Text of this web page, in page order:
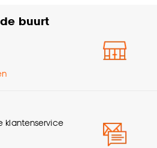
Zwart
Afnemen met vochtige
buurt
klantenservice